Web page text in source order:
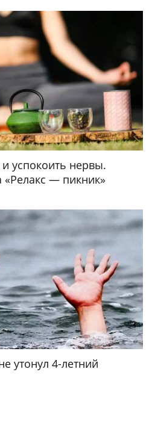
успокоить нервы.
«Релакс — пикник»
утонул 4-летний